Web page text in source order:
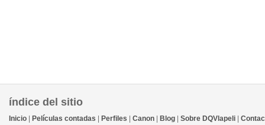
índice del sitio
Inicio Películas contadas Perfiles Canon Blog Sobre DQVlapeli